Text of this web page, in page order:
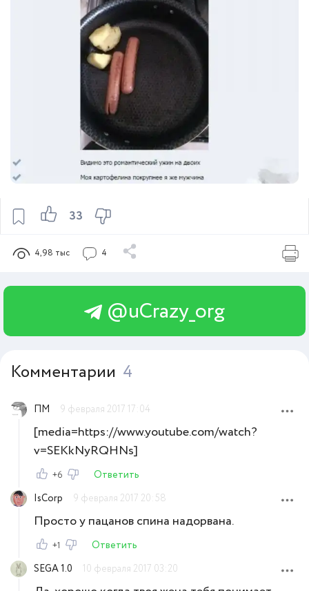
33
4,98 тыс 4
@uCrazy_org
Комментарии 4
ПМ 9 февраля 2017 17:04
[media=https://www.youtube.com/watch?
v=SEKkNyRQHNs]
+6
Ответить
IsCorp
9 февраля 2017 20:58
Просто у пацанов спина надорвана.
+1
Ответить
SEGA 1.0
10 февраля 2017 03:20